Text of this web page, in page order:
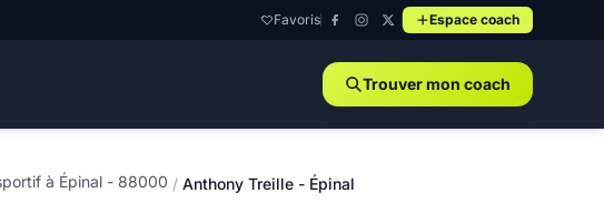
Favoris Espace coach
Trouver mon coach
à Épinal - 88000 / Anthony Treille - Épinal